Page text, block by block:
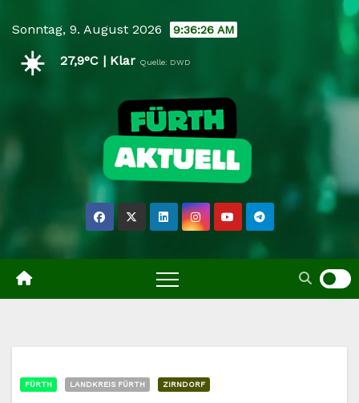
content
Sonntag, 9. August 2026 9:36:27 AM
☀️ 27,9°C | Klar Quelle: DWD
FÜRTH LANDKREIS FÜRTH ZIRNDORF